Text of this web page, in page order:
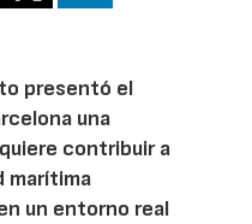
presentó el
una
contribuir a
marítima
un entorno real